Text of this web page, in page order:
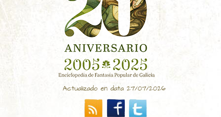
Actualizado en data 27/07/2026